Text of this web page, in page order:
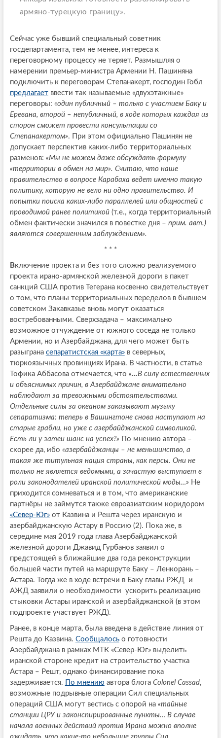
армяно-турецкую границу».
Сейчас уже бывший специальный советник
госдепартамента, тем не менее, интереса к
переговорному процессу не теряет. Размышляя о
намерении премьер-министра Армении Н. Пашиняна
подключить к переговорам Степанакерт, господин Гобл
предлагаетввести так называемые «двухэтажные»
переговоры: «один публичный – только с участием Баку и
Еревана, второй – непубличный, в ходе которых каждая из
сторон сможет провести консультации со
Степанакертом». При этом официально Пашинян не
допускает перспектив каких-либо территориальных
разменов: «Мы не можем даже обсуждать формулу
«территории в обмен на мир». Считаю, что наше
правительство в вопросе Карабаха ведет именно такую
политику, которую не вело ни одно правительство. И
попытки поиска каких-либо параллелей или общностей с
проводимой ранее политикой(т.е., когда территориальный
обмен фактически значился в повестке дня – прим. авт.)
являются совершенным заблуждением».
* * *
Включение проекта и без того сложно реализуемого
проекта ирано-армянской железной дороги в пакет
санкций США против Тегерана косвенно свидетельствует
о том, что планы территориальных переделов в бывшем
советском Закавказье вновь могут оказаться
востребованными. Сверхзадача – максимально
возможное отчуждение от южного соседа не только
Армении, но и Азербайджана, для чего может быть
разыграна сепаратистская «карта»в северных,
тюркоязычных провинциях Ирана. В частности, в статье
Тофика Аббасова отмечается, что «...В силу естественных
и объяснимых причин, в Азербайджане внимательно
наблюдают за тревожными обстоятельствами.
Отдельные силы за океаном заказывают музыку
сепаратизма: теперь в Вашингтоне снова наступают на
старые грабли, но уже с азербайджанской символикой.
Есть ли у затеи шанс на успех?» По мнению автора –
скорее да, ибо «азербайджанцы – не меньшинство, а
такая же титульная нация страны, как персы. Они не
только не является ведомыми, а зачастую выступает в
роли законодателей иранской политической моды…» Не
приходится сомневаться и в том, что американские
партнёры не займутся также евроазиатским коридором
«Север-Юг»от Казвина и Решта через иранскую и
азербайджанскую Астару в Россию (2). Пока же, в
середине мая 2019 года глава Азербайджанской
железной дороги Джавид Гурбанов заявил о
предстоящей в ближайшие два года реконструкции
большей части путей на маршруте Баку – Ленкорань –
Астара. Тогда же в ходе встречи в Баку главы РЖД и
АЖД заявили о необходимости ускорить реализацию
стыковки Астары иранской и азербайджанской (в этом
подпроекте участвует РЖД).
Ранее, в конце марта, была введена в действие линия от
Решта до Казвина. Сообщалосьо готовности
Азербайджана в рамках МТК «Север-Юг» выделить
иранской стороне кредит на строительство участка
Астара – Решт, однако финансирование пока
задерживается. По мнению автора блога Colonel Cassad,
возможные подрывные операции Сил специальных
операций США могут вестись с опорой на «тайные
станции ЦРУ и законспирированные пункты… В случае
начала военных действий против Ирана можно вполне
ожидать, что какие-то небольшие группы Сил